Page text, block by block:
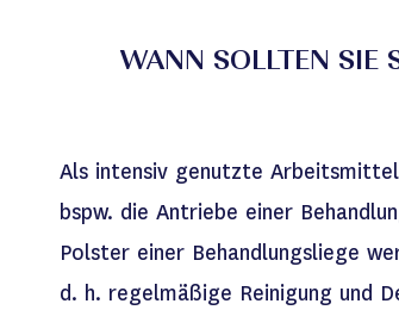
WANN SOLLTEN SIE
Als intensiv genutzte
bspw. die Antriebe einer
Polster einer Behandlungsliege
d. h. regelmäßige Reinigung und